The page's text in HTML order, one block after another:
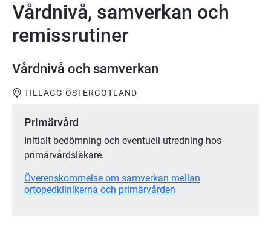
Vårdnivå, samverkan och
remissrutiner
Vårdnivå och samverkan
TILLÄGG ÖSTERGÖTLAND
Primärvård
Initialt bedömning och eventuell utredning hos
primärvårdsläkare.
Överenskommelse om samverkan mellan
ortopedklinikerna och primärvården